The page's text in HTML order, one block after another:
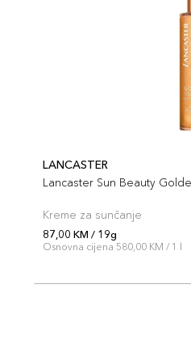
LANCASTER
Lancaster Sun Beauty
Kreme za sunčanje
87,00 KM / 19g
Osnovna cijena 580,00 KM / 1 l